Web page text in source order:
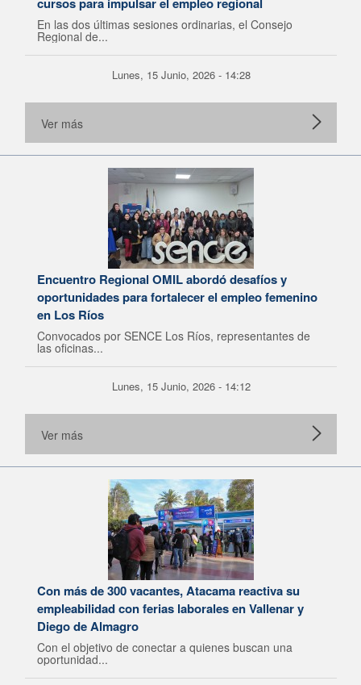
En las dos últimas sesiones ordinarias, el Consejo
Regional de...
Lunes, 15 Junio, 2026 - 14:28
Ver más
Encuentro Regional OMIL abordó desafíos y
oportunidades para fortalecer el empleo femenino
en Los Ríos
Convocados por SENCE Los Ríos, representantes de
las oficinas...
Lunes, 15 Junio, 2026 - 14:12
Ver más
Con más de 300 vacantes, Atacama reactiva su
empleabilidad con ferias laborales en Vallenar y
Diego de Almagro
Con el objetivo de conectar a quienes buscan una
oportunidad...